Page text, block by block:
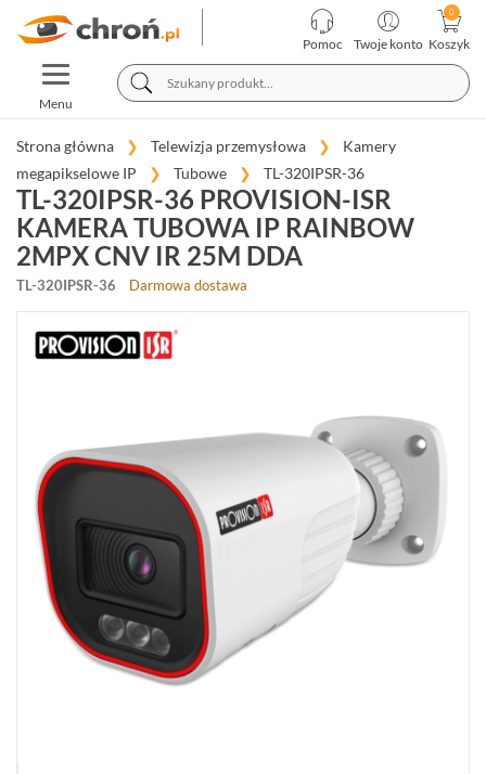
Pomoc Twoje konto Koszyk
TOGGLE
NAVIGATION
Menu
KATEGORIE
PRODUCENCI
TELEWIZJA
PRZEMYSŁOWA
KAMERY
MEGAPIKSELOWE
IP
(966)
KOPUŁKOWE
(400)
(346)
FISHEYE
(14)
(12)
TERMOWIZYJNE
(57)
PANORAMICZNE
(18)
Strona główna Telewizja przemysłowa
Kamery
megapikselowe IP
Tubowe TL-320IPSR-36
TL-320IPSR-36 PROVISION-ISR
KAMERA TUBOWA IP RAINBOW
2MPX CNV IR 25M DDA
TL-320IPSR-36 Darmowa dostawa